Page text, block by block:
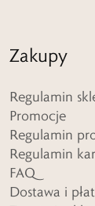
Zakupy
Regulamin
Promocje
Regulamin
Regulamin
FAQ
Dostawa i